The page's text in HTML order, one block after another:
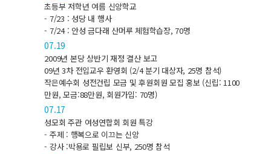
초등부 저학년 여름 신앙학교
- 7/23 : 성당 내 행사
- 7/24 : 안성 금다래 산머루 체험학습장, 70명
07.19
2009년 본당 상반기 재정 결산 보고
09년 3차 전입교우 환영회 (2/4 분기 대상자, 25명 참석)
작은예수회 성전건립 모금 및 후원회원 모집 홍보 (신립: 1100
만원, 모금:88만원, 회원가입: 70명)
07.17
성모회 주관 여성연합회 회원 특강
- 주제 : 행복으로 이끄는 신앙
- 강사 :박용로 필립보 신부, 250명 참석